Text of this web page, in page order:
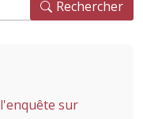
Rechercher
sur